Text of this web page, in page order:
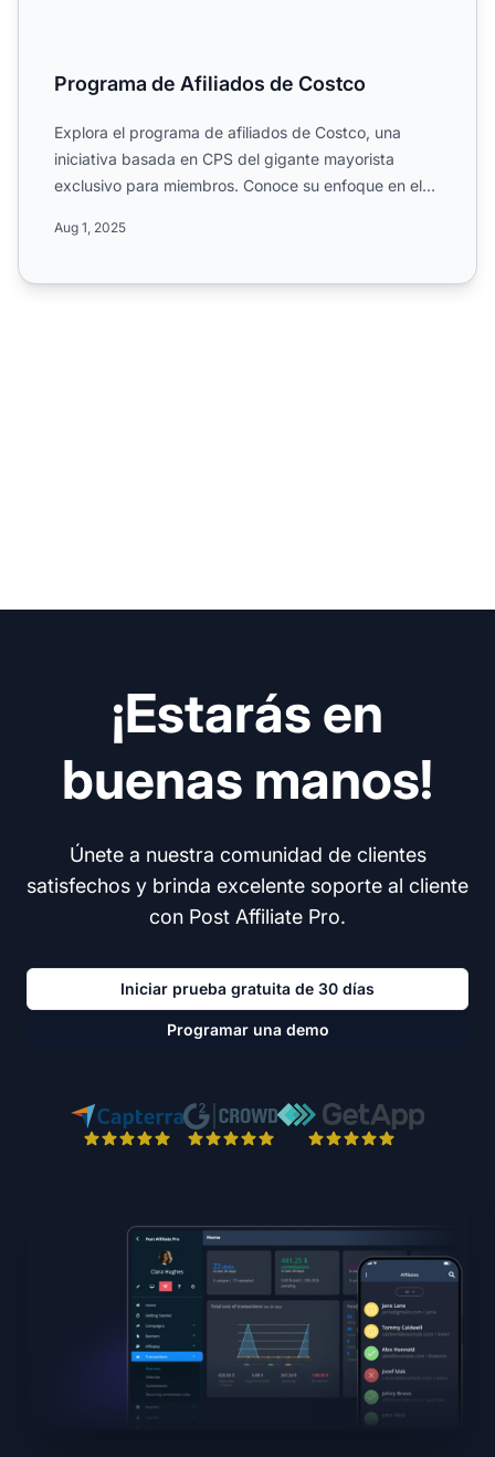
Programa de Afiliados de Costco
Explora el programa de afiliados de Costco, una
iniciativa basada en CPS del gigante mayorista
exclusivo para miembros. Conoce su enfoque en el
Aug 1, 2025
¡Estarás en
buenas manos!
Únete a nuestra comunidad de clientes
satisfechos y brinda excelente soporte al cliente
con Post Affiliate Pro.
Iniciar prueba gratuita de 30 días
Programar una demo